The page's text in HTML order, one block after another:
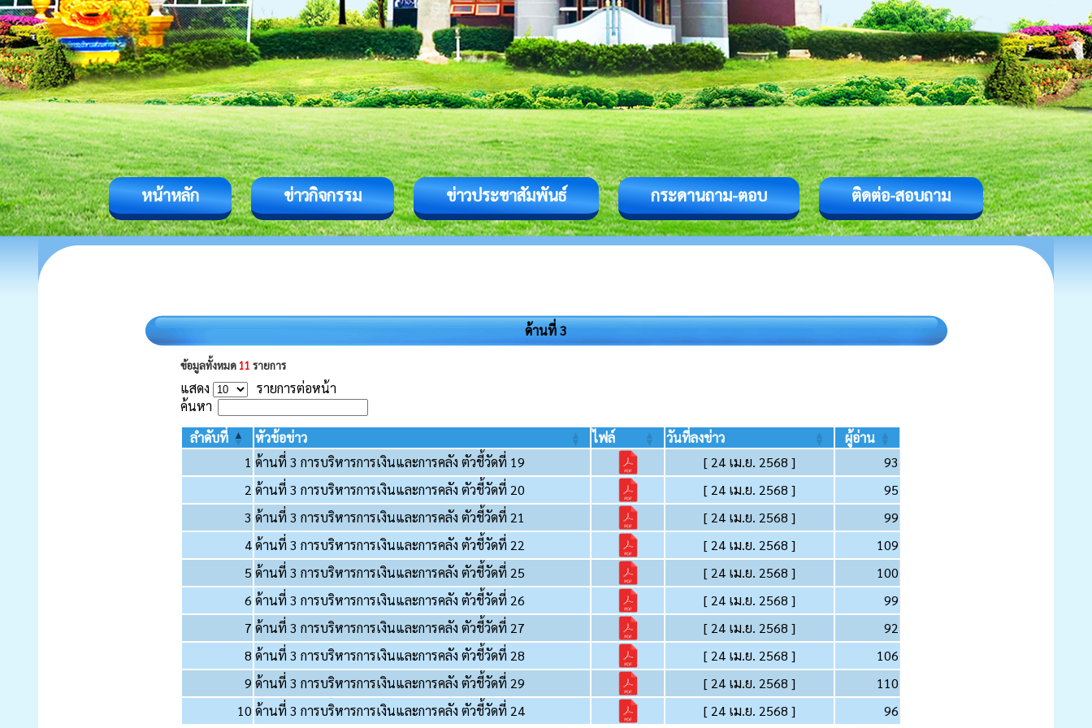
หน้าหลัก ข่าวกิจกรรม ข่าวประชาสัมพันธ์ กระดานถาม-ตอบ ติดต่อ-สอบถาม
ด้านที่ 3
ข้อมูลทั้งหมด 11 รายการ
แสดง
รายการต่อหน้า
ค้นหา
ลำดับที่
หัวข้อข่าว ไฟล์ วันที่ลงข่าว
ผู้อ่าน
1 ด้านที่ 3 การบริหารการเงินและการคลัง ตัวชี้วัดที่ 19 [ 24 เม.ย. 2568 ]
93
2 ด้านที่ 3 การบริหารการเงินและการคลัง ตัวชี้วัดที่ 20 [ 24 เม.ย. 2568 ]
95
3 ด้านที่ 3 การบริหารการเงินและการคลัง ตัวชี้วัดที่ 21 [ 24 เม.ย. 2568 ]
99
4ด้านที่ 3 การบริหารการเงินและการคลัง ตัวชี้วัดที่ 22 [ 24 เม.ย. 2568 ]
109
5 ด้านที่ 3 การบริหารการเงินและการคลัง ตัวชี้วัดที่ 25 [ 24 เม.ย. 2568 ]
100
6 ด้านที่ 3 การบริหารการเงินและการคลัง ตัวชี้วัดที่ 26 [ 24 เม.ย. 2568 ]
99
7 ด้านที่ 3 การบริหารการเงินและการคลัง ตัวชี้วัดที่ 27 [ 24 เม.ย. 2568 ]
92
8 ด้านที่ 3 การบริหารการเงินและการคลัง ตัวชี้วัดที่ 28 [ 24 เม.ย. 2568 ]
106
9 ด้านที่ 3 การบริหารการเงินและการคลัง ตัวชี้วัดที่ 29 [ 24 เม.ย. 2568 ]
110
10 ด้านที่ 3 การบริหารการเงินและการคลัง ตัวชี้วัดที่ 24 [ 24 เม.ย. 2568 ] 96